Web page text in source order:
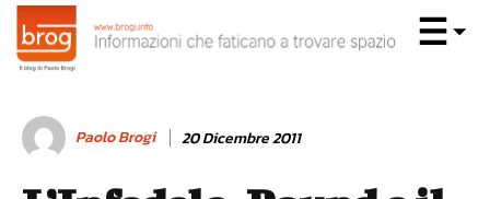
Paolo Brogi 20 Dicembre 2011